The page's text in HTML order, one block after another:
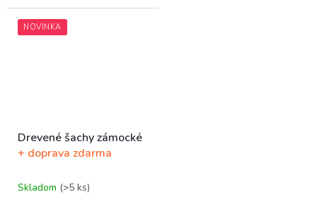
NOVINKA
Drevené šachy zámocké
+ doprava zdarma
Skladom (>5 ks)